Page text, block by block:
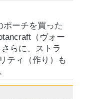
ーチを買った
（ヴォー
らに、ストラ
ティ（作り）も